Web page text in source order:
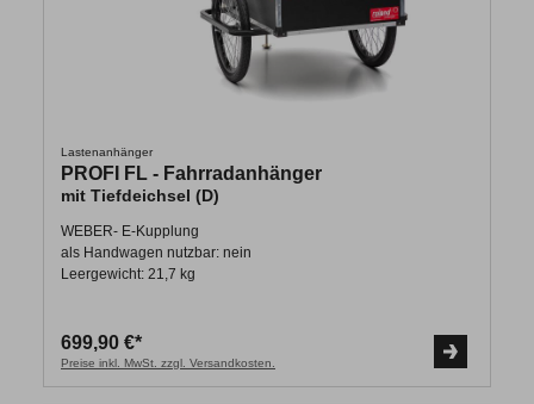
Lastenanhänger
PROFI FL - Fahrradanhänger
mit Tiefdeichsel (D)
WEBER- E-Kupplung
als Handwagen nutzbar: nein
Leergewicht: 21,7 kg
699,90 €*
Preise inkl. MwSt. zzgl. Versandkosten.